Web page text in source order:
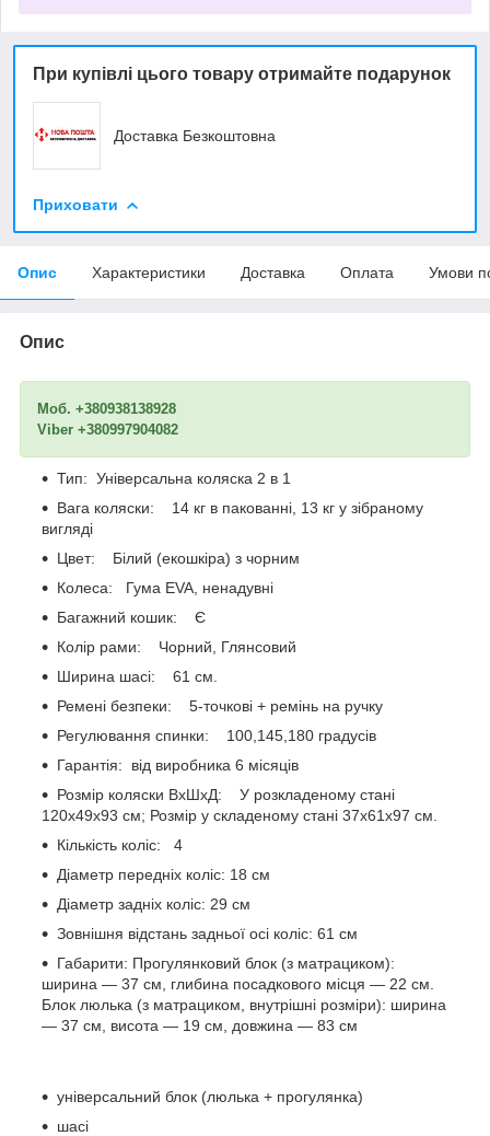
При купівлі цього товару отримайте подарунок
Доставка Безкоштовна
Приховати
Опис Характеристики Доставка Оплата Умови
Опис
Моб. +380938138928
Viber +380997904082
Тип: Універсальна коляска 2 в 1
Вага коляски: 14 кг в пакованні, 13 кг у зібраному
вигляді
Цвет: Білий (екошкіра) з чорним
Колеса: Гума EVA, ненадувні
Багажний кошик: Є
Колір рами: Чорний, Глянсовий
Ширина шасі: 61 см.
Ремені безпеки: 5-точкові + ремінь на ручку
Регулювання спинки: 100,145,180 градусів
Гарантія: від виробника 6 місяців
Розмір коляски BхШхД: У розкладеному стані
120x49x93 см; Розмір у складеному стані 37x61x97 см.
Кількість коліс: 4
Діаметр передніх коліс: 18 см
Діаметр задніх коліс: 29 см
Зовнішня відстань задньої осі коліс: 61 см
Габарити: Прогулянковий блок (з матрациком):
ширина — 37 см, глибина посадкового місця — 22 см.
Блок люлька (з матрациком, внутрішні розміри): ширина
— 37 см, висота — 19 см, довжина — 83 см
універсальний блок (люлька + прогулянка)
шасі